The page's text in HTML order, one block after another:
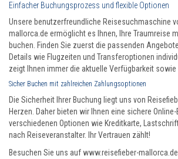
Einfacher Buchungsprozess und flexible Optionen
Unsere benutzerfreundliche Reisesuchmaschine
mallorca.de ermöglicht es Ihnen, Ihre Traumreise
buchen. Finden Sie zuerst die passenden
Details wie Flugzeiten und Transferoptionen
zeigt Ihnen immer die aktuelle Verfügbarkeit sowie
Sicher Buchen mit zahlreichen Zahlungsoptionen
Die Sicherheit Ihrer Buchung liegt uns von
Herzen. Daher bieten wir Ihnen eine sichere
verschiedenen Optionen wie Kreditkarte,
nach Reiseveranstalter. Ihr Vertrauen zählt!
Besuchen Sie uns auf www.reisefieber-